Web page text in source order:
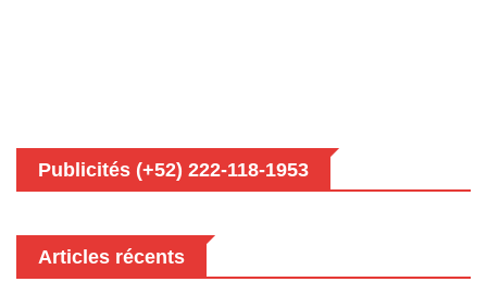
Publicités (+52) 222-118-1953
Articles récents